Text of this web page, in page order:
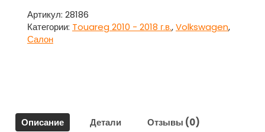
потолочный
передний
7P6951171
Volkswagen
Touareg
Артикул: 28186
Категории: Touareg 2010 - 2018 г.в.,Volkswagen,
Салон
Описание Детали Отзывы (0)